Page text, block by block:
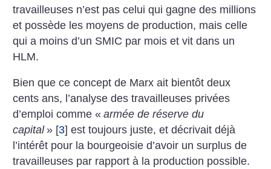
travailleuses n’est pas celui qui gagne des millions
et possède les moyens de production, mais celle
qui a moins d’un SMIC par mois et vit dans un
HLM.
Bien que ce concept de Marx ait bientôt deux
cents ans, l’analyse des travailleuses privées
d’emploi comme « armée de réserve du
capital » [3] est toujours juste, et décrivait déjà
l’intérêt pour la bourgeoisie d’avoir un surplus de
travailleuses par rapport à la production possible.